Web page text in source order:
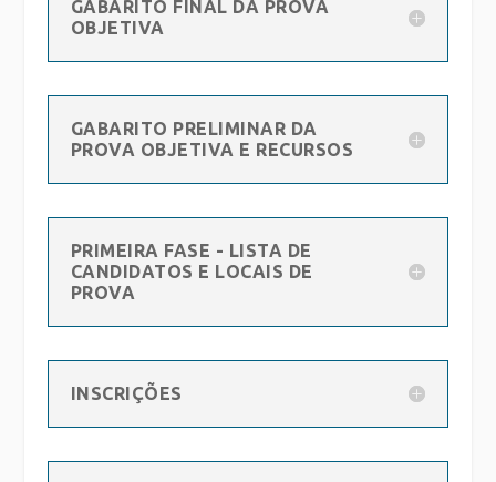
GABARITO FINAL DA PROVA
OBJETIVA
GABARITO PRELIMINAR DA
PROVA OBJETIVA E RECURSOS
PRIMEIRA FASE - LISTA DE
CANDIDATOS E LOCAIS DE
PROVA
INSCRIÇÕES